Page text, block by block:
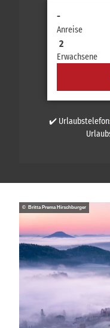
Anreise
-
Erwachsene
✔️
© Britta Prema Hirschburger